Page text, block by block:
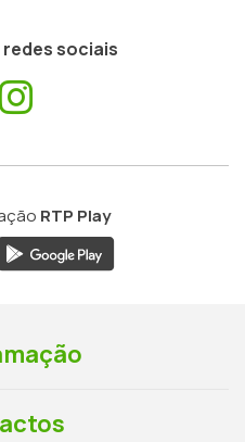
sociais
Facebook
RTP Play